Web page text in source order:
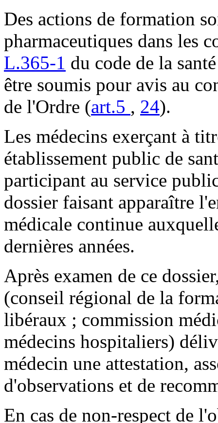
Des actions de formation
pharmaceutiques dans les
L.365-1 du code de la
être soumis pour avis au
de l'Ordre (art.5 , 24).
Les médecins exerçant à
établissement public de
participant au service
dossier faisant apparaître
médicale continue
dernières années.
Après examen de ce
(conseil régional de la
libéraux ; commission
médecins hospitaliers)
médecin une attestation,
d'observations et de
En cas de non-respect de